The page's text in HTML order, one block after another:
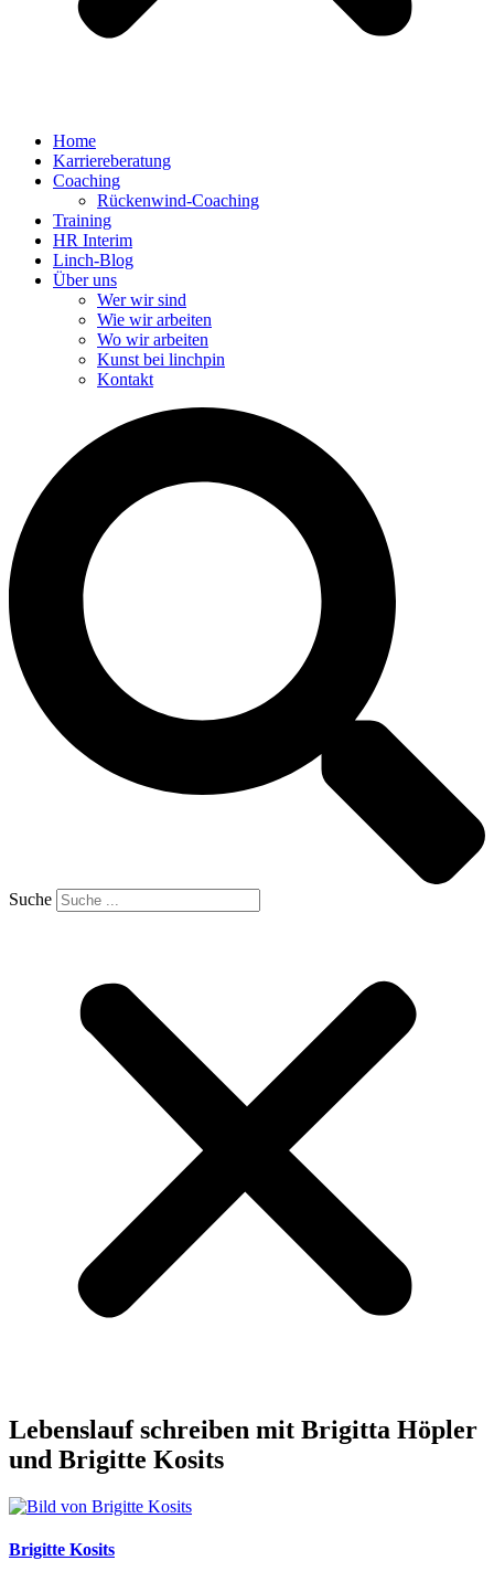
Home
Karriereberatung
Coaching
Rückenwind-Coaching
Training
HR Interim
Linch-Blog
Über uns
Wer wir sind
Wie wir arbeiten
Wo wir arbeiten
Kunst bei linchpin
Kontakt
Suche
Lebenslauf schreiben mit Brigitta Höpler
und Brigitte Kosits
Brigitte Kosits